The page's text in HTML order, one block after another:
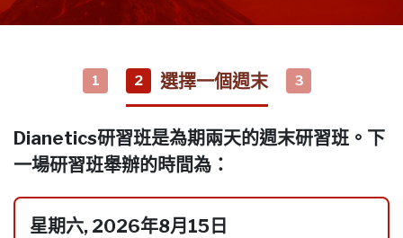
1 2 選擇一個週末 3
Dianetics研習班是為期兩天的週末研習班。下
一場研習班舉辦的時間為：
星期六, 2026年8月15日